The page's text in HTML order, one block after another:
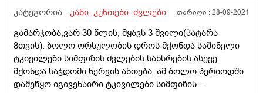
კატეგორია - კანი, კუნთები, ძვლები თარიღი :28-09-2021
გამარჯობა,ვარ 30 წლის, მყავს 3 შვილი(პატარა
8თვის). ბოლო ორსულობის დროს მქონდა საშინელი
ტკივილები სიმფიზის ძვლების სახსრების ასევე
მქონდა საჯდომი ნერვის ანთება. ამ ბოლო პერიოდში
დამეწყო იგივენაირი ტკივილები სიმფიზის